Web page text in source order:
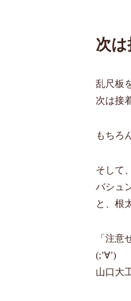
次は
乱尺板
次は接
もちろ
そして
バシュ
と、根
「注意
(;’∀’)
山口大